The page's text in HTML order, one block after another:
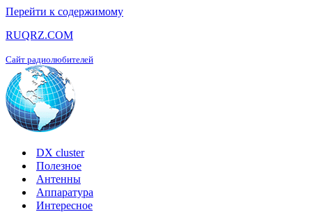
Перейти к содержимому
RUQRZ.COM
Сайт радиолюбителей
DX cluster
Полезное
Антенны
Аппаратура
Интересное